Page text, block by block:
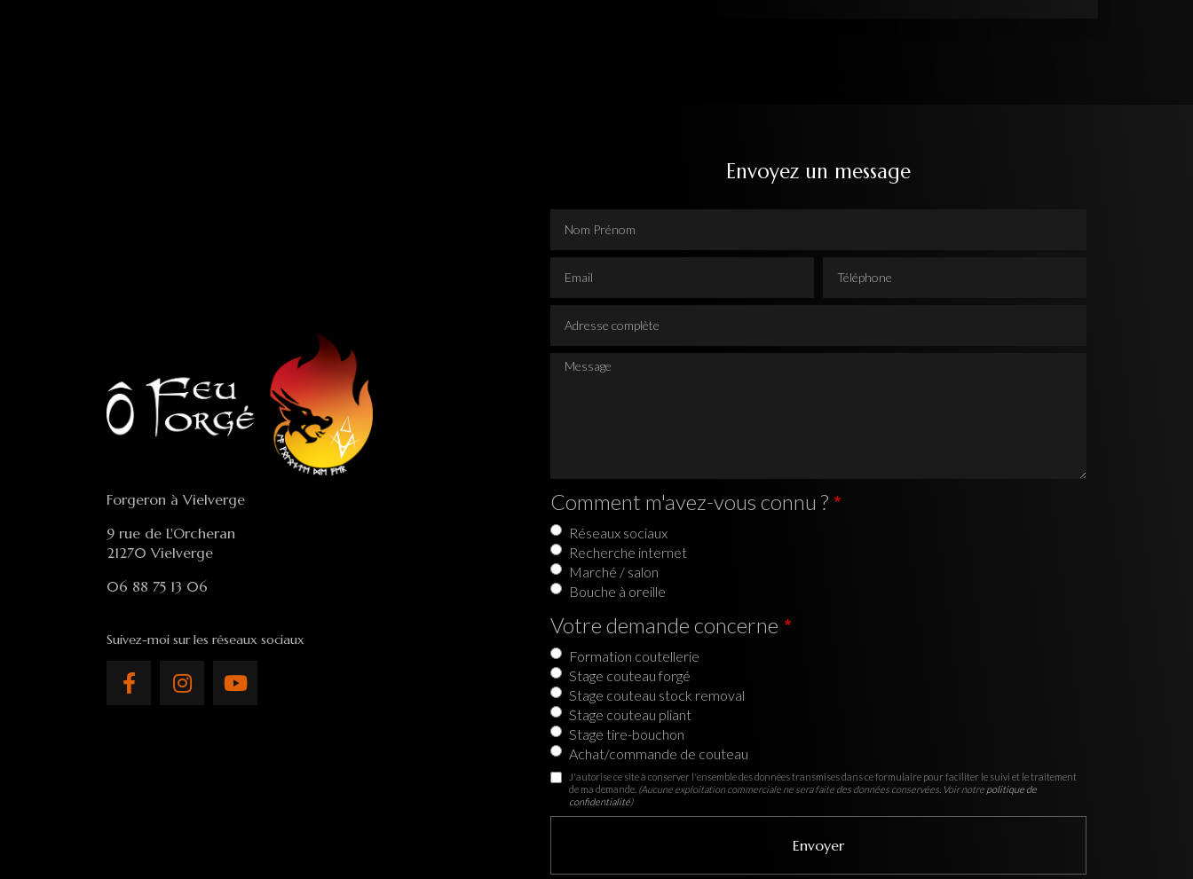
Forgeron à Vielverge
9 rue de L'Orcheran
21270 Vielverge
06 88 75 13 06
Suivez-moi sur les réseaux sociaux
Envoyez un message
Message
Comment m'avez-vous connu ?
Réseaux sociaux
Recherche internet
Marché / salon
Bouche à oreille
Votre demande concerne
Formation coutellerie
Stage couteau forgé
Stage couteau stock removal
Stage couteau pliant
Stage tire-bouchon
Achat/commande de couteau
J'autorise ce site à conserver l'ensemble des données transmises dans ce formulaire pour faciliter le suivi et le traitement
de ma demande. (Aucune exploitation commerciale ne sera faite des données conservées. Voir notre politique de
confidentialité)